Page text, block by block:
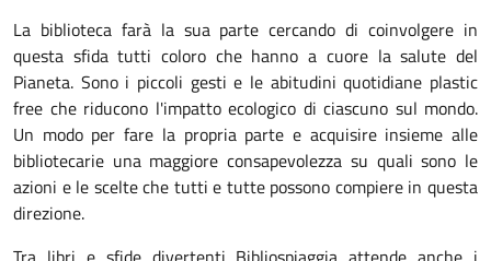
La biblioteca farà la sua parte cercando di coinvolgere in
questa sfida tutti coloro che hanno a cuore la salute del
Pianeta. Sono i piccoli gesti e le abitudini quotidiane plastic
free che riducono l'impatto ecologico di ciascuno sul mondo.
Un modo per fare la propria parte e acquisire insieme alle
bibliotecarie una maggiore consapevolezza su quali sono le
azioni e le scelte che tutti e tutte possono compiere in questa
direzione.